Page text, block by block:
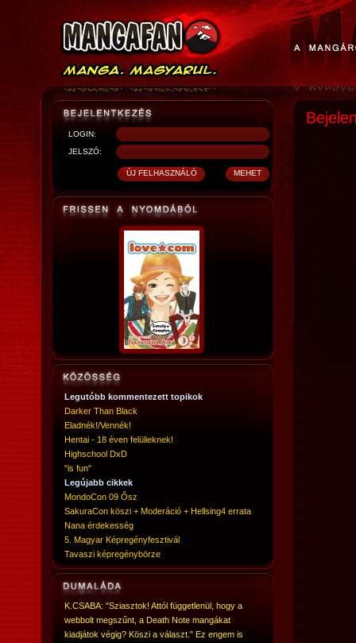
LOGIN:
JELSZÓ:
Legutóbb kommentezett topikok
Darker Than Black
Eladnék!/Vennék!
Hentai - 18 éven felülieknek!
Highschool DxD
"is fun"
Legújabb cikkek
MondoCon 09 Ősz
SakuraCon köszi + Moderáció + Hellsing4 errata
Nana érdekesség
5. Magyar Képregényfesztivál
Tavaszi képregénybörze
K.CSABA: "Sziasztok! Attól függetlenül, hogy a
webbolt megszűnt, a Death Note mangákat
kiadjátok végig? Köszi a választ." Ez engem is